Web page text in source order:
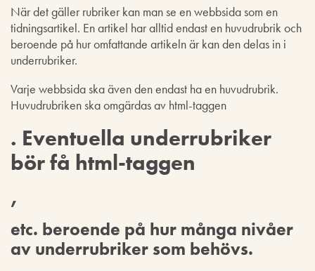
När det gäller rubriker kan man se en webbsida som en
tidningsartikel. En artikel har alltid endast en huvudrubrik och
beroende på hur omfattande artikeln är kan den delas in i
underrubriker.
Varje webbsida ska även den endast ha en huvudrubrik.
Huvudrubriken ska omgärdas av html-taggen
. Eventuella underrubriker
bör få html-taggen
,
etc. beroende på hur många nivåer
av underrubriker som behövs.